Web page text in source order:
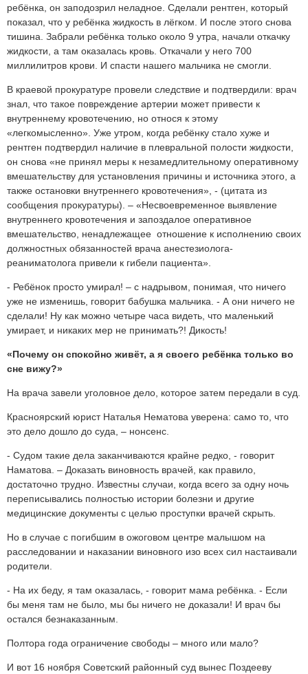
ребёнка, он заподозрил неладное. Сделали рентген, который
показал, что у ребёнка жидкость в лёгком. И после этого снова
тишина. Забрали ребёнка только около 9 утра, начали откачку
жидкости, а там оказалась кровь. Откачали у него 700
миллилитров крови. И спасти нашего мальчика не смогли.
В краевой прокуратуре провели следствие и подтвердили: врач
знал, что такое повреждение артерии может привести к
внутреннему кровотечению, но относя к этому
«легкомысленно». Уже утром, когда ребёнку стало хуже и
рентген подтвердил наличие в плевральной полости жидкости,
он снова «не принял меры к незамедлительному оперативному
вмешательству для установления причины и источника этого, а
также остановки внутреннего кровотечения», - (цитата из
сообщения прокуратуры). – «Несвоевременное выявление
внутреннего кровотечения и запоздалое оперативное
вмешательство, ненадлежащее отношение к исполнению своих
должностных обязанностей врача анестезиолога-
реаниматолога привели к гибели пациента».
- Ребёнок просто умирал! – с надрывом, понимая, что ничего
уже не изменишь, говорит бабушка мальчика. - А они ничего не
сделали! Ну как можно четыре часа видеть, что маленький
умирает, и никаких мер не принимать?! Дикость!
«Почему он спокойно живёт, а я своего ребёнка только во
сне вижу?»
На врача завели уголовное дело, которое затем передали в суд.
Красноярский юрист Наталья Нематова уверена: само то, что
это дело дошло до суда, – нонсенс.
- Судом такие дела заканчиваются крайне редко, - говорит
Наматова. – Доказать виновность врачей, как правило,
достаточно трудно. Известны случаи, когда всего за одну ночь
переписывались полностью истории болезни и другие
медицинские документы с целью проступки врачей скрыть.
Но в случае с погибшим в ожоговом центре малышом на
расследовании и наказании виновного изо всех сил настаивали
родители.
- На их беду, я там оказалась, - говорит мама ребёнка. - Если
бы меня там не было, мы бы ничего не доказали! И врач бы
остался безнаказанным.
Полтора года ограничение свободы – много или мало?
И вот 16 ноября Советский районный суд вынес Поздееву